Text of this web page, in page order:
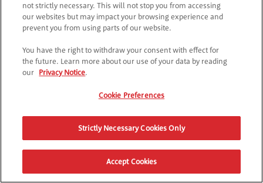
accesso con sedia a rotelle o simili.
8. Notifica del vincitore
Le procedure di notifica della vincita e di consegna
del premio saranno effettuate a seguito delle
operazioni necessarie per identificare il vincitore, che
si svolgeranno come previsto dall’articolo 3. Il
vincitore riceverà un messaggio di posta elettronica
utilizzato durante la partecipazione per confermare
l’idoneità e l’accettazione del premio. Ai vincitori
potrebbe essere richiesto di fornire un documento
d’identità e una copia della prova o delle prove
d’acquisto utilizzate per partecipare. I vincitori
not strictly necessary. This will not stop you from accessing
our websites but may impact your browsing experience and
prevent you from using parts of our website.
You have the right to withdraw your consent with effect for
the future. Learn more about our use of your data by reading
our Privacy Notice.
Cookie Preferences
Strictly Necessary Cookies Only
Accept Cookies